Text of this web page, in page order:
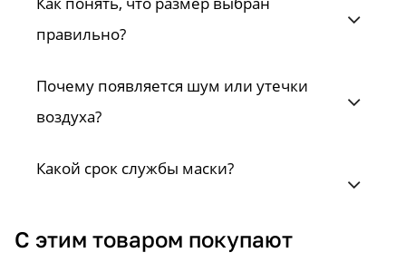
правильно?
Почему появляется шум или утечки
воздуха?
Какой срок службы маски?
С этим товаром покупают